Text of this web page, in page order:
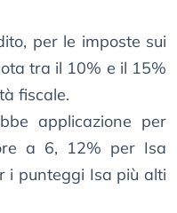
per le imposte sui
tra il 10% e il 15%
fiscale.
applicazione per
a 6, 12% per Isa
i punteggi Isa più alti